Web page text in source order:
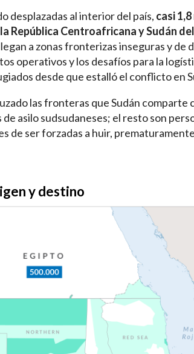
desplazadas al interior del país, casi
República Centroafricana y Sudán
a zonas fronterizas inseguras y de
operativos y los desafíos para la
desde que estalló el conflicto en
las fronteras que Sudán comparte
asilo sudsudaneses; el resto son
de ser forzadas a huir,
y destino